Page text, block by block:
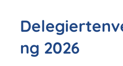
ng 2026